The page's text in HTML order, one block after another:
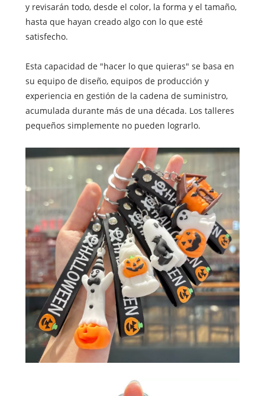
y revisarán todo, desde el color, la forma y el tamaño,
hasta que hayan creado algo con lo que esté
satisfecho.
Esta capacidad de "hacer lo que quieras" se basa en
su equipo de diseño, equipos de producción y
experiencia en gestión de la cadena de suministro,
acumulada durante más de una década. Los talleres
pequeños simplemente no pueden lograrlo.